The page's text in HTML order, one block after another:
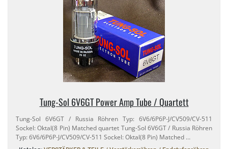
Tung-​Sol 6V6GT Power Amp Tube / Quartett
Tung-​Sol 6V6GT / Russia Röhren Typ: 6V6/​6P6P-​J/CV509/​CV-​511
Sockel: Oktal(8 Pin) Matched quartet Tung-​Sol 6V6GT / Russia Röhren
Typ: 6V6/​6P6P-​J/CV509/​CV-​511 Sockel: Oktal(8 Pin) Matched …